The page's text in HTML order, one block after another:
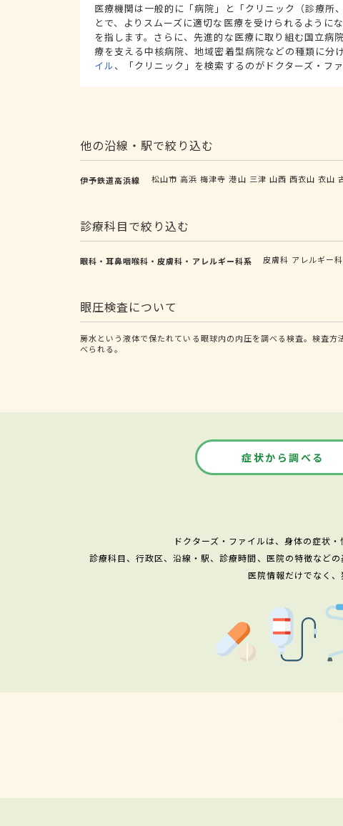
医療機関は一般的に「病院」と「クリニック（診療所
とで、よりスムーズに適切な医療を受けられるように
を指します。さらに、先進的な医療に取り組む国立
療を支える中核病院、地域密着型病院などの種類に分け
イル、「クリニック」を検索するのがドクターズ・ファ
他の沿線・駅で絞り込む
伊予鉄道高浜線 松山市 高浜 梅津寺 港山 三津 山西 西衣山 衣山
診療科目で絞り込む
眼科・耳鼻咽喉科・皮膚科・アレルギー科系 皮膚科 アレルギー科
眼圧検査について
房水という液体で保たれている眼球内の内圧を調べる検査。検査
べられる。
症状から調べる
ドクターズ・ファイルは、身体の症状
診療科目、行政区、沿線・駅、診療時間、医院の特徴など
医院情報だけでなく